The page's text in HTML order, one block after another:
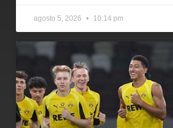
agosto 5, 2026 10:14 pm